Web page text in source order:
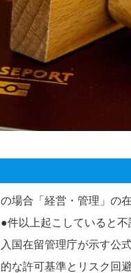
場合「経営・管理」の
以上起こしていると
国在留管理庁が示す公
な許可基準とリスク回